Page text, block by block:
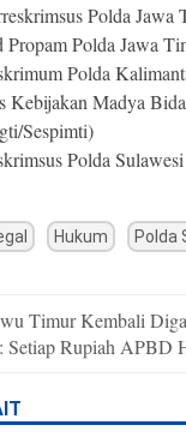
Polda Jawa
Polda Jawa
Polda
Kebijakan Madya
Sespimti)
Polda
Hukum Polda
Timur Kembali
Setiap Rupiah APBD